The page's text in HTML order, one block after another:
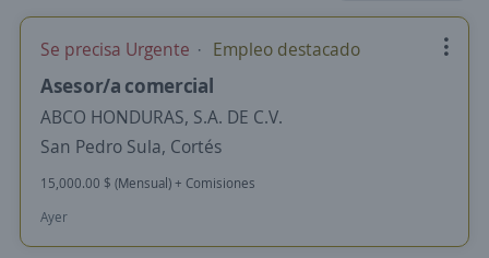
Se precisa Urgente Empleo destacado
Asesor/a comercial
ABCO HONDURAS, S.A. DE C.V.
San Pedro Sula, Cortés
15,000.00 $ (Mensual) + Comisiones
Ayer